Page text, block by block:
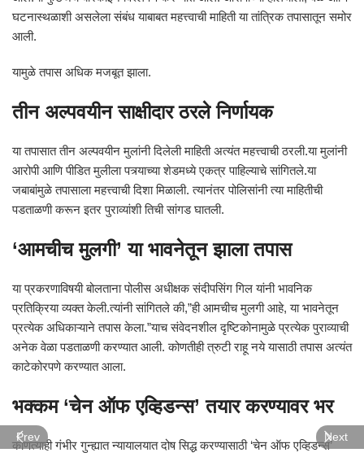
घटनास्थळाशी असलेला संबंध याबाबत महत्त्वाची माहिती या तांत्रिक तपासातून समोर
आली.
यामुळे तपास अधिक मजबूत झाला.
तीन अल्पवयीन साक्षीदार ठरले निर्णायक
या तपासात तीन अल्पवयीन मुलांनी दिलेली माहिती अत्यंत महत्त्वाची ठरली.या मुलांनी
आरोपी आणि पीडित मुलीला पत्र्याच्या शेडमध्ये एकत्र पाहिल्याचे सांगितले.या
जबाबांमुळे तपासाला महत्त्वाची दिशा मिळाली. त्यानंतर पोलिसांनी त्या माहितीची
पडताळणी करून इतर पुराव्यांशी तिची सांगड घातली.
‘आमचीच मुलगी’ या भावनेतून झाला तपास
या प्रकरणाविषयी बोलताना पोलीस अधीक्षक संदीपसिंग गिल यांनी भावनिक
प्रतिक्रिया व्यक्त केली.त्यांनी सांगितले की,”ही आमचीच मुलगी आहे, या भावनेतून
प्रत्येक अधिकाऱ्याने तपास केला.”याच संवेदनशील दृष्टिकोनामुळे प्रत्येक पुराव्याची
अनेक वेळा पडताळणी करण्यात आली. कोणतीही त्रुटी राहू नये यासाठी तपास अत्यंत
काटेकोरपणे करण्यात आला.
भक्कम ‘चेन ऑफ एव्हिडन्स’ तयार करण्यावर भर
कोणत्याही गंभीर गुन्ह्यात न्यायालयात दोष सिद्ध करण्यासाठी ‘चेन ऑफ एव्हिडन्स’
Prev Next